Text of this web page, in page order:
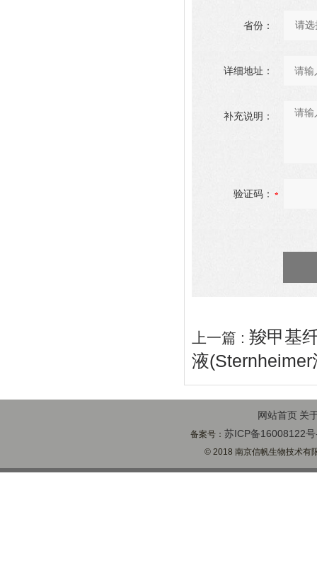
省份：
详细地址：
补充说明：
验证码：
上一篇 : 羧甲基
液(Sternheimer
网站首页 关
备案号： 苏ICP备16008122
© 2018 南京信帆生物技术有